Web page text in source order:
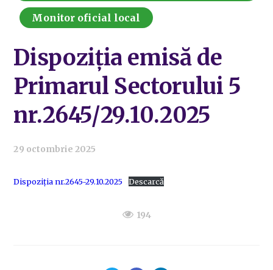
Monitor oficial local
Dispoziția emisă de
Primarul Sectorului 5
nr.2645/29.10.2025
29 octombrie 2025
Dispoziția nr.2645-29.10.2025 Descarcă
194